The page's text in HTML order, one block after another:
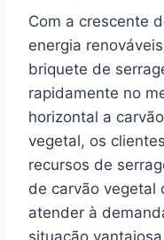
Com a crescente
energia
briquete de
rapidamente no
horizontal a
vegetal, os
recursos de
de carvão vegetal
atender à
situação